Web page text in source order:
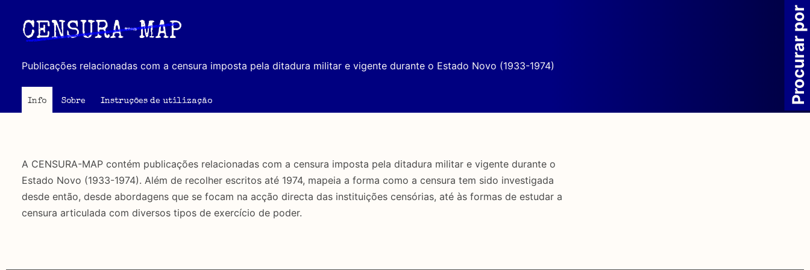
principal
CENSURA-MAP
Publicações relacionadas com a censura imposta pela ditadura militar e vigente durante o Estado Novo (1933-1974)
Info Sobre Instruções de utilização
A CENSURA-MAP contém publicações relacionadas com a censura imposta pela ditadura militar e vigente durante o
Estado Novo (1933-1974). Além de recolher escritos até 1974, mapeia a forma como a censura tem sido investigada
desde então, desde abordagens que se focam na acção directa das instituições censórias, até às formas de estudar a
censura articulada com diversos tipos de exercício de poder.
Procurar por